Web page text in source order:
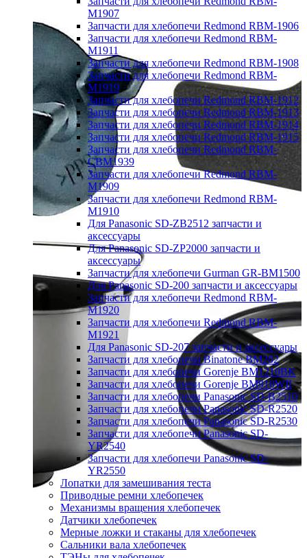
M1907
Запчасти для хлебопечи Redmond RBM-1906
Запчасти для хлебопечи Redmond RBM-
M1911
Запчасти для хлебопечи Redmond RBM-1908
Запчасти для хлебопечи Redmond RBM-
M1919
Запчасти для хлебопечи Redmond RBM-1912
Запчасти для хлебопечи Redmond RBM-1913
Запчасти для хлебопечи Redmond RBM-1914
Запчасти для хлебопечи Redmond RBM-1915
Запчасти для хлебопечи Redmond RBM-
CBM1939
Запчасти для хлебопечи Redmond RBM-
M1909
Запчасти для хлебопечи Redmond RBM-
M1910
Для Panasonic SD-ZB2512 запчасти и
аксессуары
Для Panasonic SD-ZP2000 запчасти и
аксессуары
Запчасти для хлебопечи Gurman GR-BM1500
Для Panasonic SD-200 запчасти и аксессуары
Запчасти для хлебопечи Redmond RBM-
M1920
Запчасти для хлебопечи Redmond RBM-
M1921
Для Panasonic SD-207 запчасти и аксессуары
Запчасти для хлебопечи Binatone BM202
Запчасти для хлебопечи Gorenje BM1210BK
Запчасти для хлебопечи Gorenje BM910WII
Запчасти для хлебопечи Panasonic SD-B2510
Запчасти для хлебопечи Panasonic SD-R2520
Запчасти для хлебопечи Panasonic SD-R2530
Запчасти для хлебопечи Panasonic SD-
YR2540
Запчасти для хлебопечи Panasonic SD-
YR2550
Лопатки для замешивания теста
Приводные ремни хлебопечек
Механизмы вращения хлебопечек
Датчики хлебопечек
Мерные ложки и стаканы для хлебопечек
Сальники вала хлебопечек